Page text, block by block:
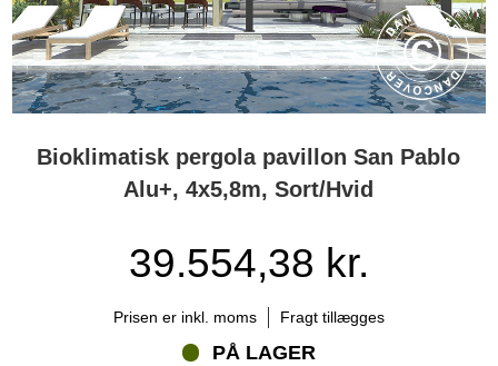
Bioklimatisk pergola pavillon San Pablo
Alu+, 4x5,8m, Sort/Hvid
39.554,38 kr.
Prisen er inkl. moms Fragt tillægges
PÅ LAGER